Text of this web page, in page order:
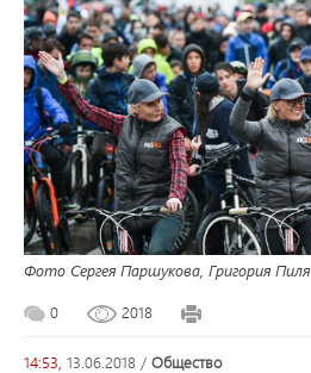
Фото Сергея Паршукова, Григория Пиля
0 2018
14:53, 13.06.2018 / общество